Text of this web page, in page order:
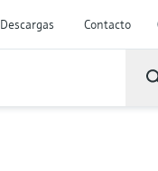
Descargas Contacto